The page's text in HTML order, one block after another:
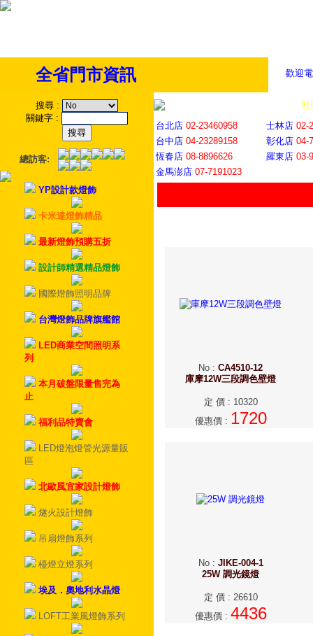
歡迎
全省門市資訊
搜尋 :
關鍵字 :
總訪客:
YP設計款燈飾
卡米達燈飾精品
最新燈飾預購五折
設計師精選精品燈飾
國際燈飾照明品牌
台灣燈飾品牌旗艦館
LED商業空間照明系
列
本月破盤限量售完為
止
福利品特賣會
LED燈泡燈管光源量販
區
北歐風宜家設計燈飾
燧火設計燈飾
吊扇燈飾系列
檯燈立燈系列
埃及．奧地利水晶燈
LOFT工業風燈飾系列
社
台北店 02-23460958 士林店 02-
台中店 04-23289158 彰化店 04-
恆春店 08-8896626 羅東店 03-
金馬澎店 07-7191023
No : CA4510-12
庫摩12W三段調色壁燈
定 價: 10320
優惠價: 1720
No: JIKE-004-1
25W 調光鏡燈
定 價: 26610
優惠價: 4436